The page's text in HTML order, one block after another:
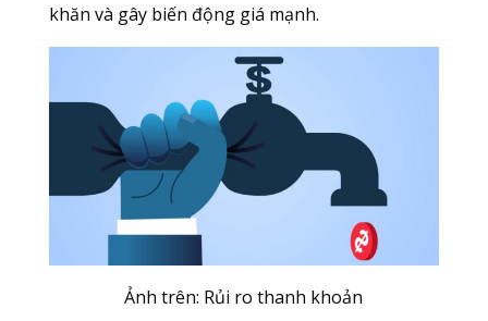
khăn và gây biến động giá mạnh.
Ảnh trên: Rủi ro thanh khoản